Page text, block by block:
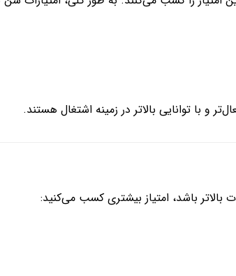
و با توانایی بالاتر در زمینه اشتغال هستند.
باشد، امتیاز بیشتری کسب می‌کنید: